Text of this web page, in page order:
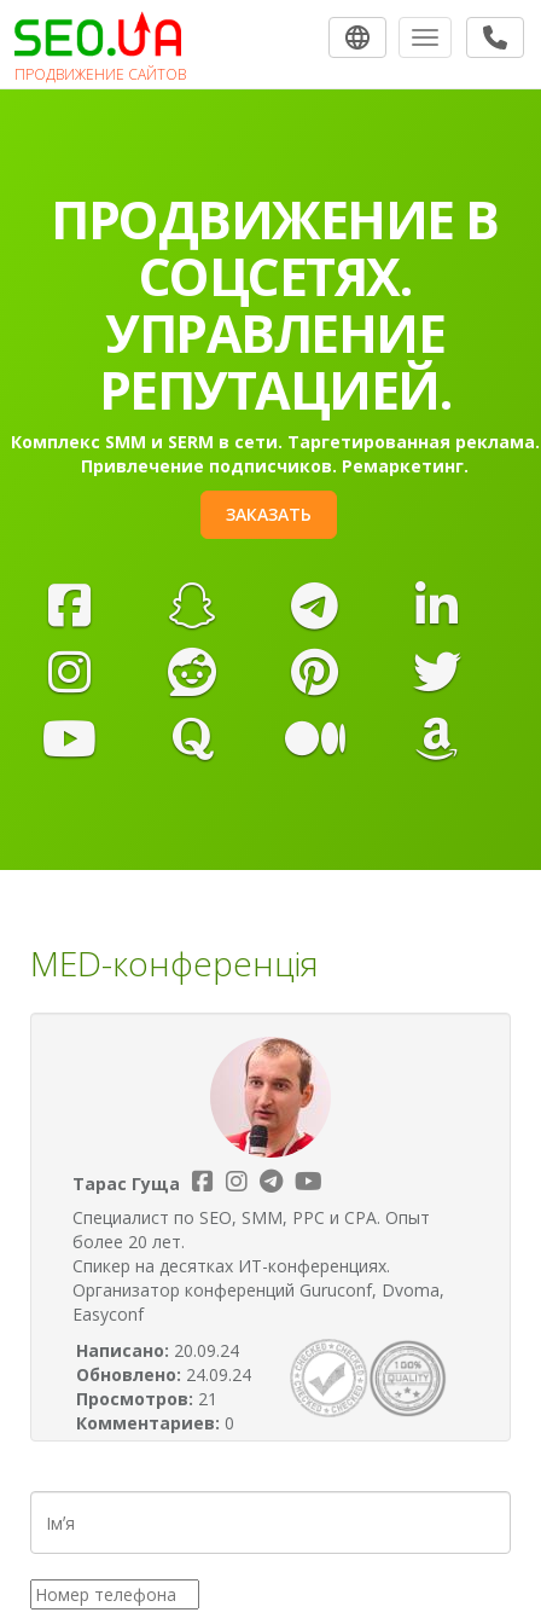
ПРОДВИЖЕНИЕ САЙТОВ
Toggle
ПРОДВИЖЕНИЕ В
СОЦСЕТЯХ.
УПРАВЛЕНИЕ
РЕПУТАЦИЕЙ.
Комплекс SMM и SERM в сети. Таргетированная реклама.
Привлечение подписчиков. Ремаркетинг.
ЗАКАЗАТЬ
MED-конференція
Тарас Гуща
Специалист по SEO, SMM, PPC и CPA. Опыт
более 20 лет.
Спикер на десятках ИТ-конференциях.
Организатор конференций Guruconf, Dvoma,
Easyconf
Написано: 20.09.24
Обновлено: 24.09.24
Просмотров: 21
Комментариев: 0
І
ʼ
я
*Н
о